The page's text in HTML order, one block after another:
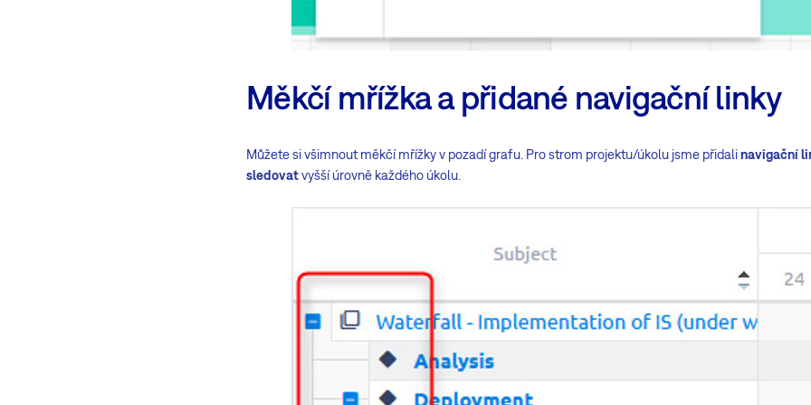
Měkčí mřížka a přidané navigační linky
Můžete si všimnout měkčí mřížky v pozadí grafu. Pro strom projektu/úkolu jsme přidalinavigační
sledovatvyšší úrovně každého úkolu.